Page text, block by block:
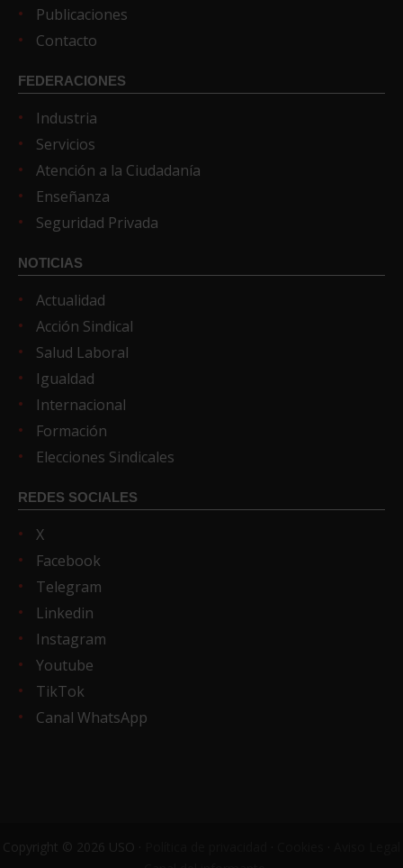
Publicaciones
Contacto
FEDERACIONES
Industria
Servicios
Atención a la Ciudadanía
Enseñanza
Seguridad Privada
NOTICIAS
Actualidad
Acción Sindical
Salud Laboral
Igualdad
Internacional
Formación
Elecciones Sindicales
REDES SOCIALES
X
Facebook
Telegram
Linkedin
Instagram
Youtube
TikTok
Canal WhatsApp
Copyright © 2026 USO ·